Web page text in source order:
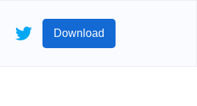
Download